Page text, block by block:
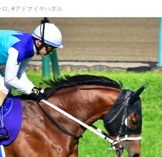
#アドマイヤハダル